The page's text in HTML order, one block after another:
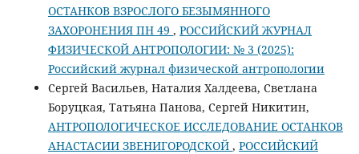
ОСТАНКОВ ВЗРОСЛОГО БЕЗЫМЯННОГО
ЗАХОРОНЕНИЯ ПН 49 , РОССИЙСКИЙ ЖУРНАЛ
ФИЗИЧЕСКОЙ АНТРОПОЛОГИИ: № 3 (2025):
Российский журнал физической антропологии
Сергей Васильев, Наталия Халдеева, Светлана
Боруцкая, Татьяна Панова, Сергей Никитин,
АНТРОПОЛОГИЧЕСКОЕ ИССЛЕДОВАНИЕ ОСТАНКОВ
АНАСТАСИИ ЗВЕНИГОРОДСКОЙ , РОССИЙСКИЙ